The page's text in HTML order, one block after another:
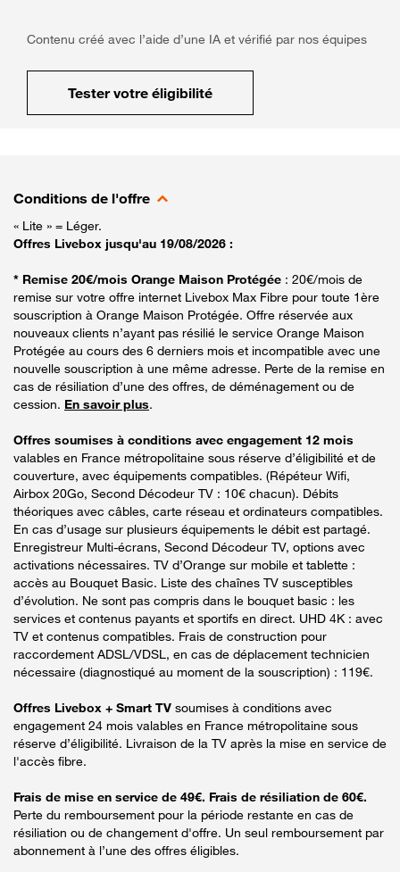
Contenu créé avec l’aide d’une IA et vérifié par nos équipes
Tester votre éligibilité
Conditions de l'offre
« Lite » = Léger.
Offres Livebox jusqu'au 19/08/2026 :
* Remise 20€/mois Orange Maison Protégée : 20€/mois de
remise sur votre offre internet Livebox Max Fibre pour toute 1ère
souscription à Orange Maison Protégée. Offre réservée aux
nouveaux clients n’ayant pas résilié le service Orange Maison
Protégée au cours des 6 derniers mois et incompatible avec une
nouvelle souscription à une même adresse. Perte de la remise en
cas de résiliation d’une des offres, de déménagement ou de
cession. En savoir plus.
Offres soumises à conditions avec engagement 12 mois
valables en France métropolitaine sous réserve d’éligibilité et de
couverture, avec équipements compatibles. (Répéteur Wifi,
Airbox 20Go, Second Décodeur TV : 10€ chacun). Débits
théoriques avec câbles, carte réseau et ordinateurs compatibles.
En cas d’usage sur plusieurs équipements le débit est partagé.
Enregistreur Multi-écrans, Second Décodeur TV, options avec
activations nécessaires. TV d’Orange sur mobile et tablette :
accès au Bouquet Basic. Liste des chaînes TV susceptibles
d’évolution. Ne sont pas compris dans le bouquet basic : les
services et contenus payants et sportifs en direct. UHD 4K : avec
TV et contenus compatibles. Frais de construction pour
raccordement ADSL/VDSL, en cas de déplacement technicien
nécessaire (diagnostiqué au moment de la souscription) : 119€.
Offres Livebox + Smart TV soumises à conditions avec
engagement 24 mois valables en France métropolitaine sous
réserve d’éligibilité. Livraison de la TV après la mise en service de
l'accès fibre.
Frais de mise en service de 49€. Frais de résiliation de 60€.
Perte du remboursement pour la période restante en cas de
résiliation ou de changement d'offre. Un seul remboursement par
abonnement à l’une des offres éligibles.